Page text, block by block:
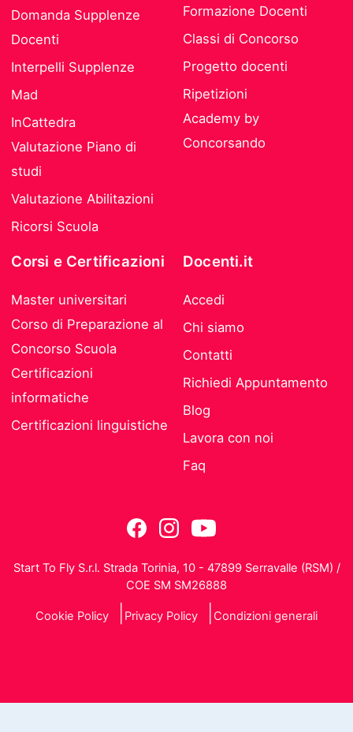
Domanda Supplenze
Docenti
Interpelli Supplenze
Mad
InCattedra
Valutazione Piano di
studi
Valutazione Abilitazioni
Ricorsi Scuola
Formazione Docenti
Classi di Concorso
Progetto docenti
Ripetizioni
Academy by
Concorsando
Corsi e Certificazioni
Master universitari
Corso di Preparazione al
Concorso Scuola
Certificazioni
informatiche
Certificazioni linguistiche
Docenti.it
Accedi
Chi siamo
Contatti
Richiedi Appuntamento
Blog
Lavora con noi
Faq
Start To Fly S.r.l. Strada Torinia, 10 - 47899 Serravalle (RSM) /
COE SM SM26888
Cookie Policy Privacy Policy Condizioni generali